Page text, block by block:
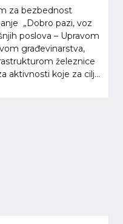
za bezbednost
„Dobro pazi, voz
poslova – Upravom
građevinarstva,
železnice
aktivnosti koje za cilj...